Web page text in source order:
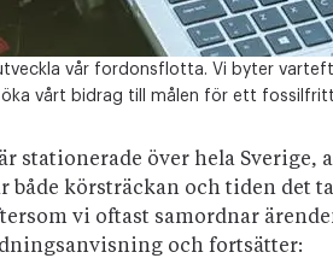
vår fordonsflotta. Vi byter
vårt bidrag till målen för ett
stationerade över hela Sverige,
både körsträckan och tiden det
vi oftast samordnar
och fortsätter: